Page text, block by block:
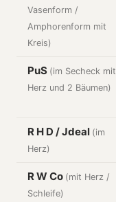
Vasenform /
Amphorenform mit
Kreis)
PuS (im Secheck mit
Herz und 2 Bäumen)
R H D / Jdeal (im
Herz)
R W Co (mit Herz /
Schleife)